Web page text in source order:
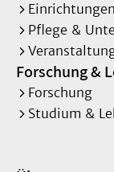
Einrichtungen
Pflege &
Forschung &
Forschung
Studium &